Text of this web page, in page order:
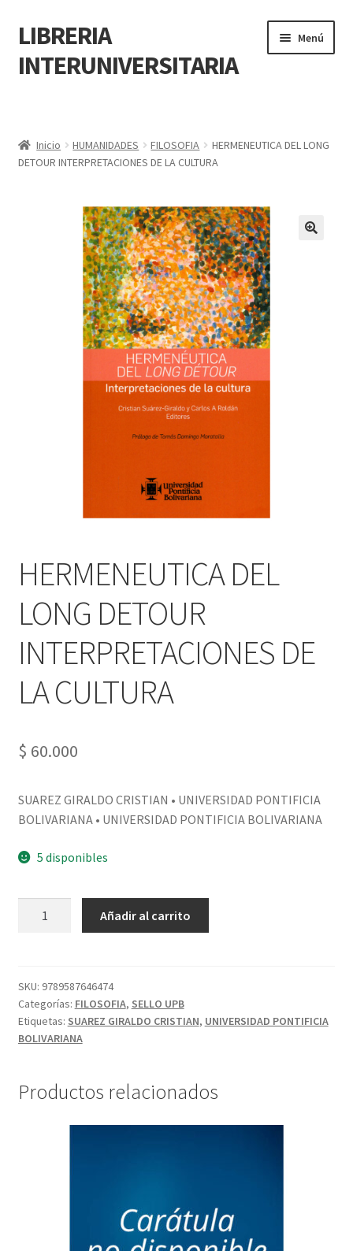
LIBRERIA
INTERUNIVERSITARIA
Menú
Carrito
Finalizar compra
Resumen de compra
POLÍTICA DE MANEJO DE INFORMACIÓN Y DATOS
PERSONALES DE CORPORACIÓN INTERUNIVERSITARIA DE
Inicio HUMANIDADES FILOSOFIA
HERMENEUTICA DEL LONG
DETOUR INTERPRETACIONES DE LA CULTURA
HERMENEUTICA DEL
LONG DETOUR
INTERPRETACIONES DE
LA CULTURA
$ 60.000
SUAREZ GIRALDO CRISTIAN • UNIVERSIDAD PONTIFICIA
BOLIVARIANA • UNIVERSIDAD PONTIFICIA BOLIVARIANA
5 disponibles
Añadir al carrito
SKU: 9789587646474
Categorías: FILOSOFIA, SELLO UPB
Etiquetas: SUAREZ GIRALDO CRISTIAN, UNIVERSIDAD PONTIFICIA
BOLIVARIANA
Productos relacionados